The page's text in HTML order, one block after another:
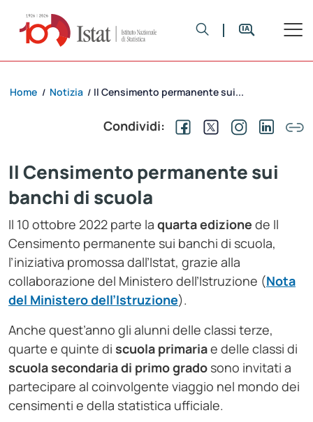
Home / Notizia / Il Censimento permanente sui...
Condividi:
Il Censimento permanente sui
banchi di scuola
Il 10 ottobre 2022 parte la quarta edizione de Il
Censimento permanente sui banchi di scuola,
l’iniziativa promossa dall’Istat, grazie alla
collaborazione del Ministero dell’Istruzione (Nota
del Ministero dell’Istruzione).
Anche quest’anno gli alunni delle classi terze,
quarte e quinte di scuola primariae delle classi di
scuola secondaria di primo grado sono invitati a
partecipare al coinvolgente viaggio nel mondo dei
censimenti e della statistica ufficiale.